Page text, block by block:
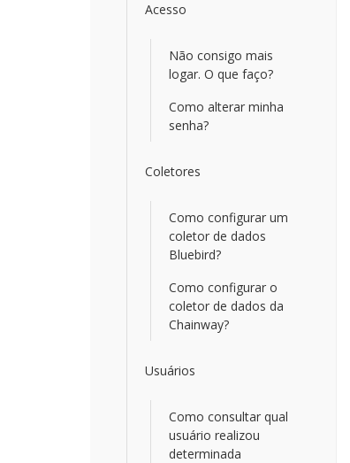
Acesso
Não consigo mais
logar. O que faço?
Como alterar minha
senha?
Coletores
Como configurar um
coletor de dados
Bluebird?
Como configurar o
coletor de dados da
Chainway?
Usuários
Como consultar qual
usuário realizou
determinada